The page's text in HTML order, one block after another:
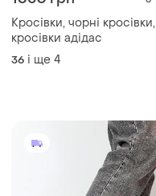
Кросівки, чорні кросівки,
кросівки адідас
36 і ще 4